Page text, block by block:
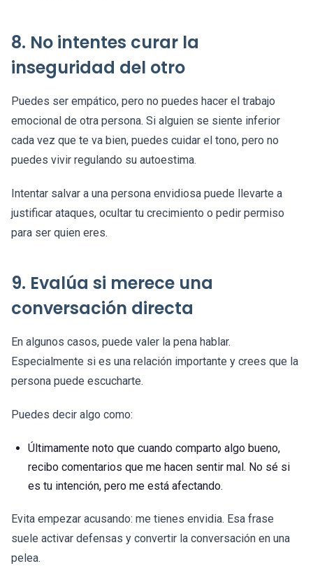
8. No intentes curar la
inseguridad del otro
Puedes ser empático, pero no puedes hacer el trabajo
emocional de otra persona. Si alguien se siente inferior
cada vez que te va bien, puedes cuidar el tono, pero no
puedes vivir regulando su autoestima.
Intentar salvar a una persona envidiosa puede llevarte a
justificar ataques, ocultar tu crecimiento o pedir permiso
para ser quien eres.
9. Evalúa si merece una
conversación directa
En algunos casos, puede valer la pena hablar.
Especialmente si es una relación importante y crees que la
persona puede escucharte.
Puedes decir algo como:
Últimamente noto que cuando comparto algo bueno,
recibo comentarios que me hacen sentir mal. No sé si
es tu intención, pero me está afectando.
Evita empezar acusando: me tienes envidia. Esa frase
suele activar defensas y convertir la conversación en una
pelea.